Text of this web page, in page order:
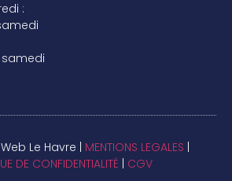
:
samedi
Le Havre | MENTIONS LEGALES
DE CONFIDENTIALITÉ
CGV